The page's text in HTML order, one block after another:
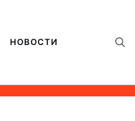
НОВОСТИ